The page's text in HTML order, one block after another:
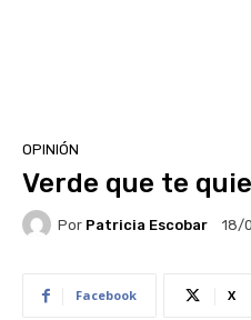
OPINIÓN
Verde que te
Por Patricia Escobar 18/
Facebook X